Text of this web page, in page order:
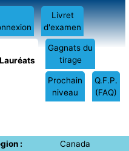
Livret
d'examen
Lauréats
Gagnats du
tirage
Prochain
niveau
Q.F.P.
(FAQ)
:
Canada